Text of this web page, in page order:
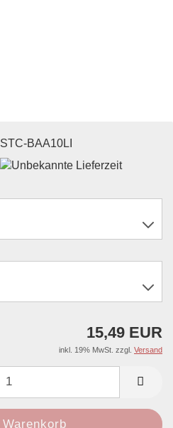
STC-BAA10LI
15,49 EUR
inkl. 19% MwSt. zzgl. Versand